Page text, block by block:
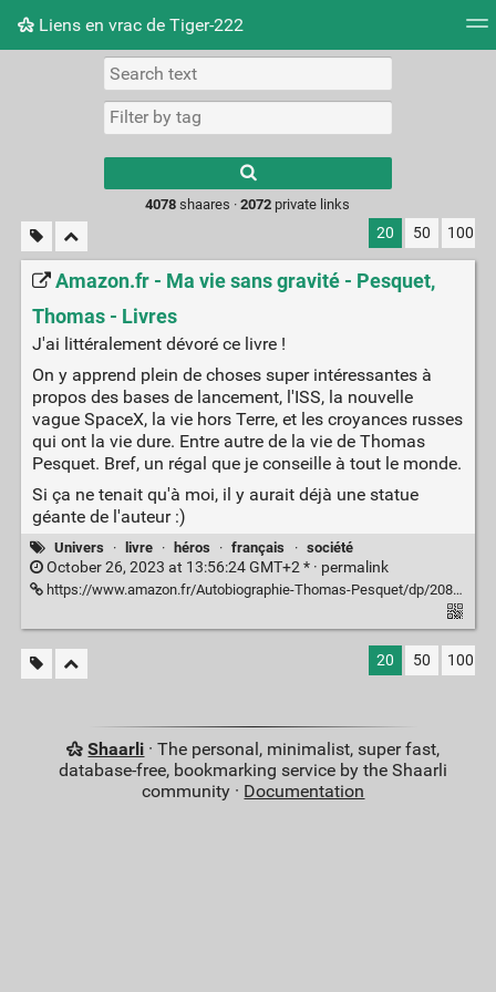
Liens en vrac de Tiger-222
Picture wall
results.
4078 shaares ·2072 private links
20 50 100
Amazon.fr - Ma vie sans gravité - Pesquet,
Thomas - Livres
J'ai littéralement dévoré ce livre !
On y apprend plein de choses super intéressantes à
propos des bases de lancement, l'ISS, la nouvelle
vague SpaceX, la vie hors Terre, et les croyances russes
qui ont la vie dure. Entre autre de la vie de Thomas
Pesquet. Bref, un régal que je conseille à tout le monde.
Si ça ne tenait qu'à moi, il y aurait déjà une statue
géante de l'auteur :)
Univers · livre · héros · français · société
October 26, 2023 at 13:56:24 GMT+2 * · permalink
https://www.amazon.fr/Autobiographie-Thomas-Pesquet/dp/2080423037
20 50 100
Shaarli · The personal, minimalist, super fast,
database-free, bookmarking service by the Shaarli
community · Documentation